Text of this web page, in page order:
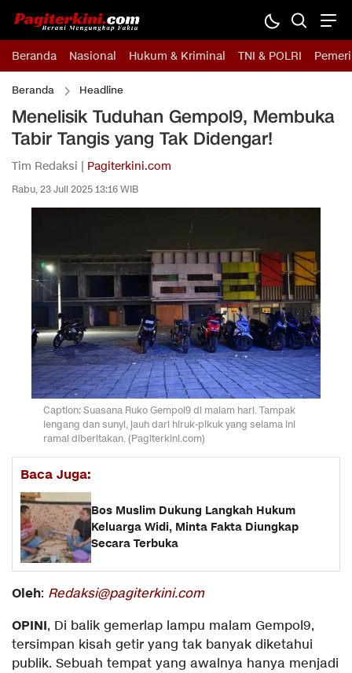
Beranda Nasional Hukum & Kriminal TNI & POLRI
Beranda Headline
Menelisik Tuduhan Gempol9, Membuka
Tabir Tangis yang Tak Didengar!
Tim Redaksi | Pagiterkini.com
Rabu, 23 Juli 2025 13:16 WIB
Caption: Suasana Ruko Gempol9 di malam hari. Tampak
lengang dan sunyi, jauh dari hiruk-pikuk yang selama ini
ramai diberitakan. (Pagiterkini.com)
Baca Juga:
Bos Muslim Dukung Langkah Hukum
Keluarga Widi, Minta Fakta Diungkap
Secara Terbuka
Oleh: Redaksi@pagiterkini.com
OPINI, Di balik gemerlap lampu malam Gempol9,
tersimpan kisah getir yang tak banyak diketahui
publik. Sebuah tempat yang awalnya hanya menjadi